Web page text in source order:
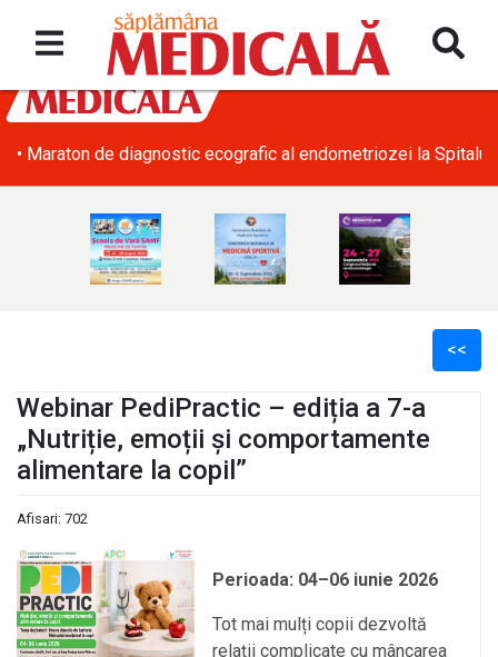
• Maraton de diagnostic ecografic al endometriozei la
<<
Webinar PediPractic – ediția a 7-a
„Nutriție, emoții și comportamente
alimentare la copil”
Afisari: 702
Perioada: 04–06 iunie 2026
Tot mai mulți copii dezvoltă
relații complicate cu mâncarea